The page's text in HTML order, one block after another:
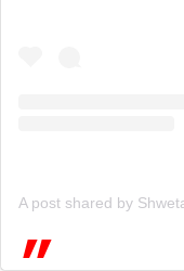
A post shared by